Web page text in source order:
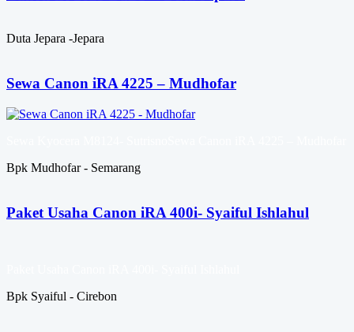
Duta Jepara -Jepara
Sewa Canon iRA 4225 – Mudhofar
Bpk Mudhofar - Semarang
Paket Usaha Canon iRA 400i- Syaiful Ishlahul
Bpk Syaiful - Cirebon